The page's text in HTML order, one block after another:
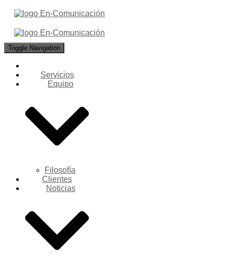
Toggle Navigation
Servicios
Equipo
Filosofía
Clientes
Noticias